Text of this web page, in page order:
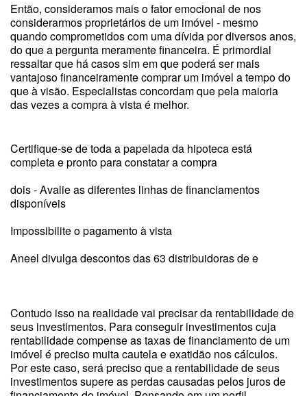
Então, consideramos mais o fator emocional de nos
considerarmos proprietários de um imóvel - mesmo
quando comprometidos com uma dívida por diversos anos,
do que a pergunta meramente financeira. É primordial
ressaltar que há casos sim em que poderá ser mais
vantajoso financeiramente comprar um imóvel a tempo do
que à visão. Especialistas concordam que pela maioria
das vezes a compra à vista é melhor.
Certifique-se de toda a papelada da hipoteca está
completa e pronto para constatar a compra
dois - Avalie as diferentes linhas de financiamentos
disponíveis
Impossibilite o pagamento à vista
Aneel divulga descontos das 63 distribuidoras de e
Contudo isso na realidade vai precisar da rentabilidade de
seus investimentos. Para conseguir investimentos cuja
rentabilidade compense as taxas de financiamento de um
imóvel é preciso muita cautela e exatidão nos cálculos.
Por este caso, será preciso que a rentabilidade de seus
investimentos supere as perdas causadas pelos juros de